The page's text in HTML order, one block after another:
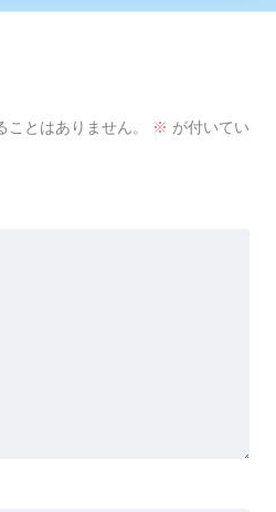
とはありません。 ※ が付いてい